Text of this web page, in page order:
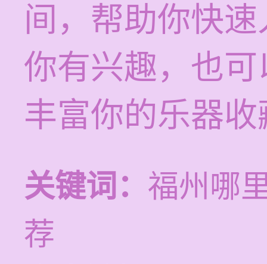
间，帮助你快
你有兴趣，也可
丰富你的乐器收
关键词： 福州哪
荐